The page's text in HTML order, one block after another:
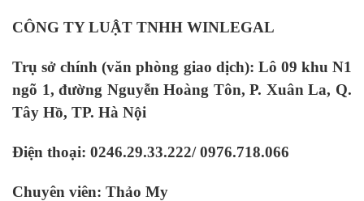
CÔNG TY LUẬT TNHH WINLEGAL
Trụ sở chính (văn phòng giao dịch): Lô 09 khu N1
ngõ 1, đường Nguyễn Hoàng Tôn, P. Xuân La, Q.
Tây Hồ, TP. Hà Nội
Điện thoại: 0246.29.33.222/ 0976.718.066
Chuyên viên: Thảo My